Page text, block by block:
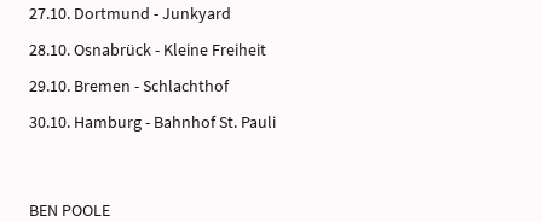
27.10. Dortmund - Junkyard
28.10. Osnabrück - Kleine Freiheit
29.10. Bremen - Schlachthof
30.10. Hamburg - Bahnhof St. Pauli
BEN POOLE